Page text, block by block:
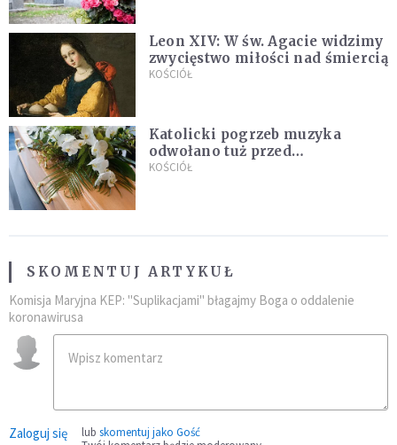
Leon XIV: W św. Agacie widzimy
zwycięstwo miłości nad śmiercią
KOŚCIÓŁ
Katolicki pogrzeb muzyka
odwołano tuż przed
uroczystością. Powodem była
KOŚCIÓŁ
SKOMENTUJ ARTYKUŁ
Komisja Maryjna KEP: "Suplikacjami" błagajmy Boga o oddalenie
koronawirusa
Zaloguj się lub skomentuj jako Gość